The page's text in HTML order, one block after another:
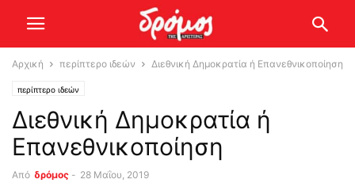
Αρχική περίπτερο ιδεών Διεθνική Δημοκρατία ή Επανεθνικοποίηση
περίπτερο ιδεών
Διεθνική Δημοκρατία ή
Επανεθνικοποίηση
Από δρόμος - 28 Μαΐου, 2019